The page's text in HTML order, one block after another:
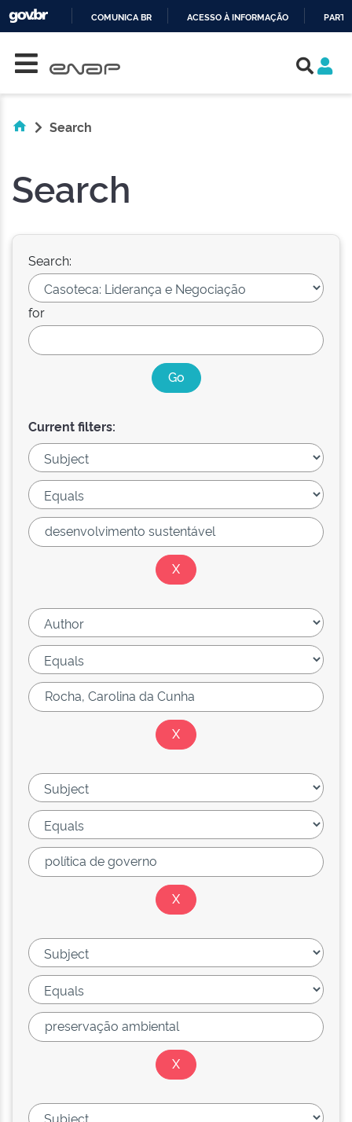
COMUNICA BR ACESSO À INFORMAÇÃO
Search
Search
Search:
for
Current filters: